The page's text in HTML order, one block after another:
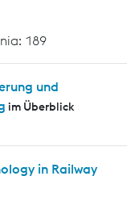
189
und
im Überblick
in Railway